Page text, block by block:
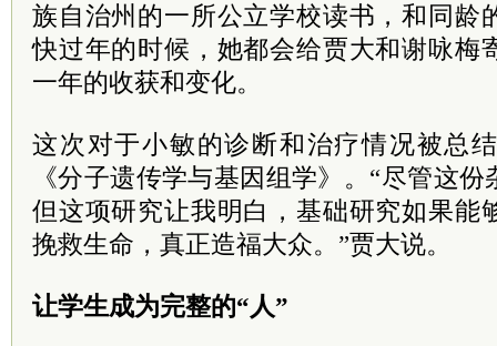
族自治州的一所公立学校读书，和同龄
快过年的时候，她都会给贾大和谢咏梅
一年的收获和变化。
这次对于小敏的诊断和治疗情况被总
《分子遗传学与基因组学》。“尽管这
但这项研究让我明白，基础研究如果能
挽救生命，真正造福大众。”贾大说。
让学生成为完整的“人”